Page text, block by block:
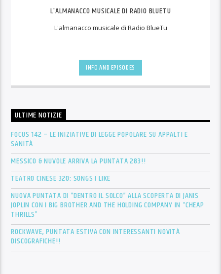
L'ALMANACCO MUSICALE DI RADIO BLUETU
L'almanacco musicale di Radio BlueTu
INFO AND EPISODES
ULTIME NOTIZIE
FOCUS 142 – LE INIZIATIVE DI LEGGE POPOLARE SU APPALTI E
SANITÀ
MESSICO & NUVOLE ARRIVA LA PUNTATA 283!!
TEATRO CINESE 320: SONGS I LIKE
NUOVA PUNTATA DI “DENTRO IL SOLCO” ALLA SCOPERTA DI JANIS
JOPLIN CON I BIG BROTHER AND THE HOLDING COMPANY IN “CHEAP
THRILLS”
ROCKWAVE, PUNTATA ESTIVA CON INTERESSANTI NOVITÀ
DISCOGRAFICHE!!